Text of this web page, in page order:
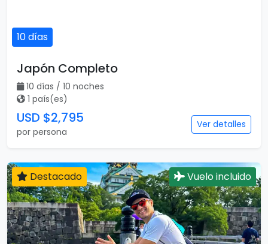
10 días
Japón Completo
10 días / 10 noches
1 país(es)
USD $2,795
por persona
Ver detalles
Destacado Vuelo incluido